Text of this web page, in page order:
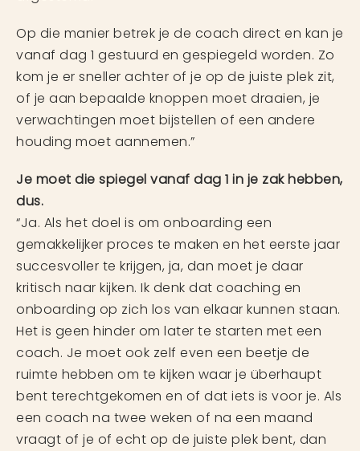
Op die manier betrek je de coach direct en kan je
vanaf dag 1 gestuurd en gespiegeld worden. Zo
kom je er sneller achter of je op de juiste plek zit,
of je aan bepaalde knoppen moet draaien, je
verwachtingen moet bijstellen of een andere
houding moet aannemen.”
Je moet die spiegel vanaf dag 1 in je zak hebben,
dus.
“Ja. Als het doel is om onboarding een
gemakkelijker proces te maken en het eerste jaar
succesvoller te krijgen, ja, dan moet je daar
kritisch naar kijken. Ik denk dat coaching en
onboarding op zich los van elkaar kunnen staan.
Het is geen hinder om later te starten met een
coach. Je moet ook zelf even een beetje de
ruimte hebben om te kijken waar je überhaupt
bent terechtgekomen en of dat iets is voor je. Als
een coach na twee weken of na een maand
vraagt of je of echt op de juiste plek bent, dan